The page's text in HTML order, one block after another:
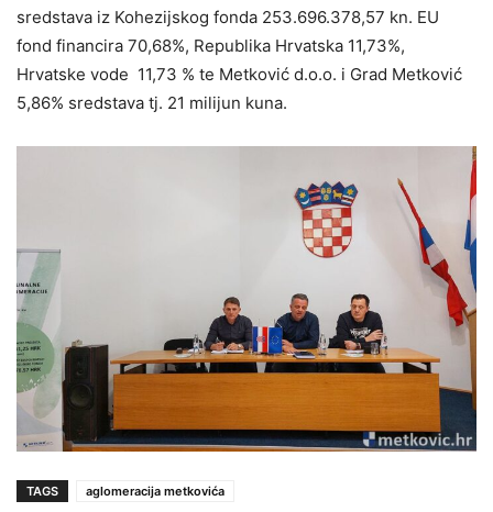
sredstava iz Kohezijskog fonda 253.696.378,57 kn. EU
fond financira 70,68%, Republika Hrvatska 11,73%,
Hrvatske vode 11,73 % te Metković d.o.o. i Grad Metković
5,86% sredstava tj. 21 milijun kuna.
TAGS aglomeracija metkovića